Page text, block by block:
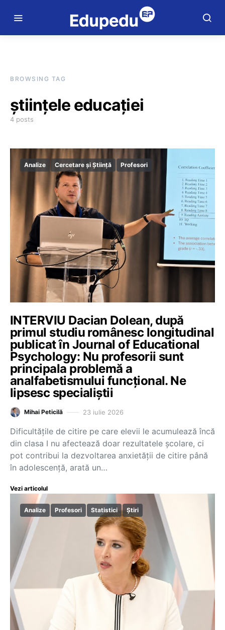
BROWSING TAG
științele educației
4 posts
Analize Cercetare și Știință Profesori
INTERVIU Dacian Dolean, după
primul studiu românesc longitudinal
publicat în Journal of Educational
Psychology: Nu profesorii sunt
principala problemă a
analfabetismului funcțional. Ne
lipsesc specialiștii
Mihai Peticilă 23 iulie 2026
Dificultățile de citire pe care elevii le acumulează încă
din clasa I nu afectează doar rezultatele școlare, ci
pot contribui la dezvoltarea anxietății de citire până
în adolescență, arată un…
Vezi articolul
Analize Profesori Statistici Știri